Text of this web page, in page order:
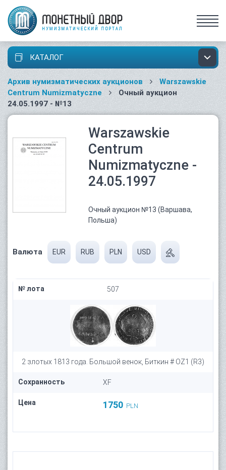
КАТАЛОГ
Архив нумизматических аукционов
Warszawskie
Centrum Numizmatyczne
Очный аукцион
24.05.1997 - №13
Warszawskie
Centrum
Numizmatyczne -
24.05.1997
Очный аукцион №13 (Варшава,
Польша)
Валюта EUR RUB PLN USD
№ лота 507
2 злотых 1813 года. Большой венок, Биткин # OZ1 (R3)
Сохранность XF
Цена 1750 PLN